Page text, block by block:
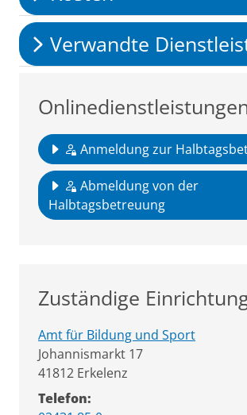
Verwandte
Anmeldung zur
Abmeldung von der
Halbtagsbetreuung
Zuständige
Amt für Bildung und Sport
Straße:
Johannismarkt Hausnummer:
17
PLZ:
41812 Ort:
Erkelenz
Telefon: